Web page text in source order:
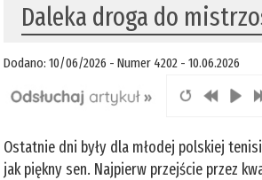
Daleka droga do
Dodano: 10/06/2026 - Numer 4202 - 10.06.2026
Ostatnie dni były dla młodej polskiej
jak piękny sen. Najpierw przejście przez